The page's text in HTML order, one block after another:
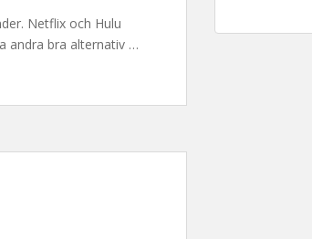
Netflix och Hulu
andra bra alternativ …